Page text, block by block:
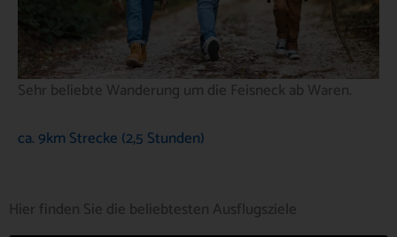
Sehr beliebte Wanderung um die Feisneck ab Waren.
ca. 9km Strecke (2,5 Stunden)
Hier finden Sie die beliebtesten Ausflugsziele